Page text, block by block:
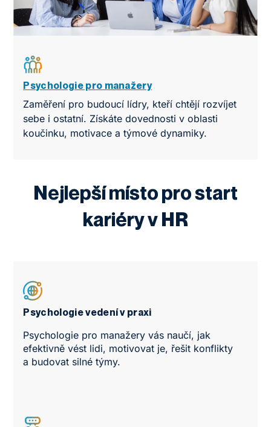
Psychologie pro manažery
Zaměření pro budoucí lídry, kteří chtějí rozvíjet
sebe i ostatní. Získáte dovednosti v oblasti
koučinku, motivace a týmové dynamiky.
Nejlepší místo pro start
kariéry v HR
Psychologie vedení v praxi
Psychologie pro manažery vás naučí, jak
efektivně vést lidi, motivovat je, řešit konflikty
a budovat silné týmy.